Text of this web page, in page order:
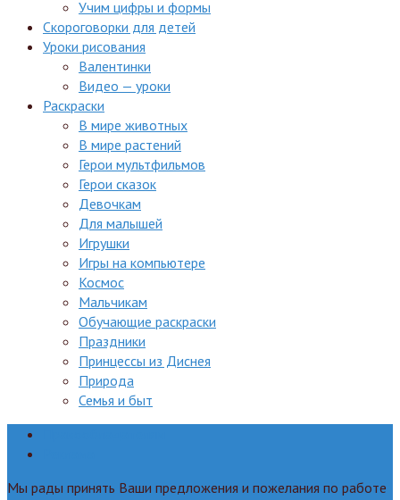
Учим цифры и формы
Скороговорки для детей
Уроки рисования
Валентинки
Видео — уроки
Раскраски
В мире животных
В мире растений
Герои мультфильмов
Герои сказок
Девочкам
Для малышей
Игрушки
Игры на компьютере
Космос
Мальчикам
Обучающие раскраски
Праздники
Принцессы из Диснея
Природа
Семья и быт
Мы рады принять Ваши предложения и пожелания по работе